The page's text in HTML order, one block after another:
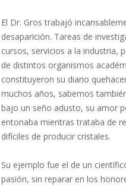
El Dr. Gros trabajó
desaparición. Tareas de
cursos, servicios a la industria,
de distintos organismos
constituyeron su diario
muchos años, sabemos
bajo un seño adusto, su amor
entonaba mientras trataba de
difíciles de producir cristales.
Su ejemplo fue el de un
pasión, sin reparar en los